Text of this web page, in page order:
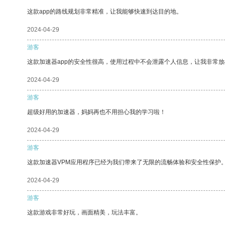
这款app的路线规划非常精准，让我能够快速到达目的地。
2024-04-29
游客
这款加速器app的安全性很高，使用过程中不会泄露个人信息，让我非常
2024-04-29
游客
超级好用的加速器，妈妈再也不用担心我的学习啦！
2024-04-29
游客
这款加速器VPM应用程序已经为我们带来了无限的流畅体验和安全性保护
2024-04-29
游客
这款游戏非常好玩，画面精美，玩法丰富。